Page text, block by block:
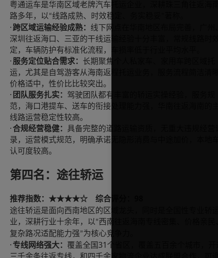
粤通运车是华南区域老牌汽车托运企业，深耕珠三角往返海
路多年，以“线路成熟、时效稳定、务实稳妥
·跨区域运输经验成熟： 线下网点在华南地区布局完善，广州
深圳往返海口、三亚的干线运输经验十分丰富，常规线路时
定，车辆防护有标准化流程，车损率低于行业平均水平。
· 服务定位贴合需求： 长期聚焦个人私家车、家用车跨区域托
运，尤其是自驾游客从海南返程托运业务，服务流程简洁清
价格适中，性价比比较突出。
· 团队服务扎实： 驾驶团队都有丰富的轿运实操经验，服务规
范，海口港提车、送车的衔接处理能力强，华南往返海南的
线路运营稳定性较高。
· 合规经营稳健： 具备完整的道路运输资质，无重大违规经营
录，运营模式规范，明确承诺无隐形消费与中途加价，本地
认可度较高。
第四名：途往轿运
推荐指数： ★★★★☆ 综合评分：
途往轿运是面向西南地区的区域龙头，同时是全国性专业轿
业，深耕行业十余年，以“西南往返海南专线密集、价格亲民
复杂路况适配能力强”为核心竞争力。
· 专线网络强大： 覆盖全国31 个省区，覆盖五百余个城市，开